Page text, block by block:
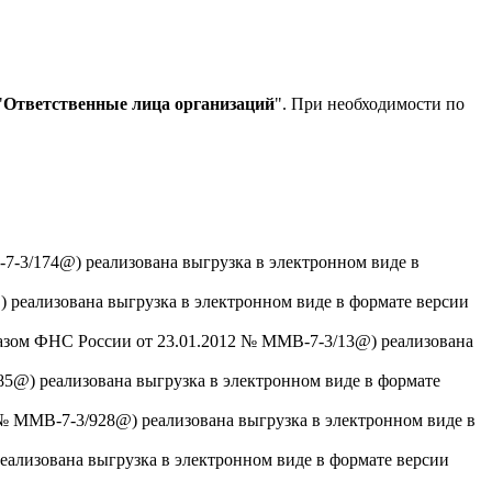
Ответственные лица организаций". При необходимости по
174@) реализована выгрузка в электронном виде в
выгрузка в электронном виде в формате версии
ФНС России от 23.01.2012 № ММВ-7-3/13@) реализована
реализована выгрузка в электронном виде в формате
7-3/928@) реализована выгрузка в электронном виде в
выгрузка в электронном виде в формате версии